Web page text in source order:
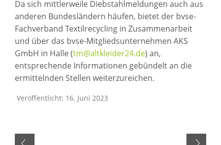
Da sich mittlerweile Diebstahlmeldungen auch aus
anderen Bundesländern häufen, bietet der bvse-
Fachverband Textilrecycling in Zusammenarbeit
und über das bvse-Mitgliedsunternehmen AKS
GmbH in Halle (tm@altkleider24.de) an,
entsprechende Informationen gebündelt an die
ermittelnden Stellen weiterzureichen.
Veröffentlicht: 16. Juni 2023